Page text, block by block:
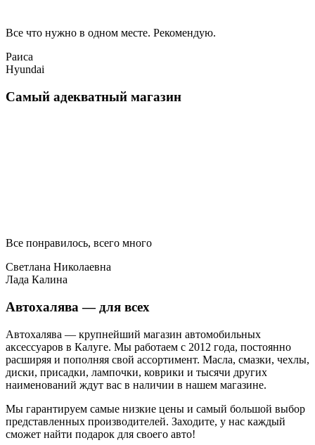
Все что нужно в одном месте. Рекомендую.
Раиса
Hyundai
Самый адекватный магазин
Все понравилось, всего много
Светлана Николаевна
Лада Калина
Автохалява — для всех
Автохалява — крупнейший магазин автомобильных
аксессуаров в Калуге. Мы работаем с 2012 года, постоянно
расширяя и пополняя свой ассортимент. Масла, смазки, чехлы,
диски, присадки, лампочки, коврики и тысячи других
наименований ждут вас в наличии в нашем магазине.
Мы гарантируем самые низкие цены и самый большой выбор
представленных производителей. Заходите, у нас каждый
сможет найти подарок для своего авто!